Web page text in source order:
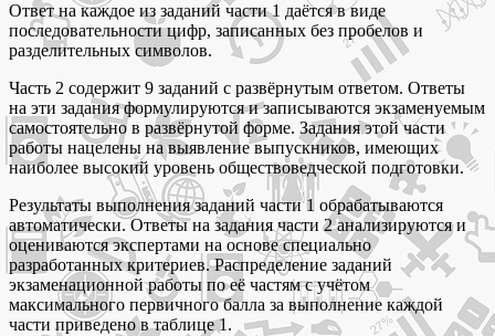
Ответ на каждое из заданий части 1 даётся в виде
последовательности цифр, записанных без пробелов и
разделительных символов.
Часть 2 содержит 9 заданий с развёрнутым ответом. Ответы
на эти задания формулируются и записываются экзаменуемым
самостоятельно в развёрнутой форме. Задания этой части
работы нацелены на выявление выпускников, имеющих
наиболее высокий уровень обществоведческой подготовки.
Результаты выполнения заданий части 1 обрабатываются
автоматически. Ответы на задания части 2 анализируются и
оцениваются экспертами на основе специально
разработанных критериев. Распределение заданий
экзаменационной работы по её частям с учётом
максимального первичного балла за выполнение каждой
части приведено в таблице 1.